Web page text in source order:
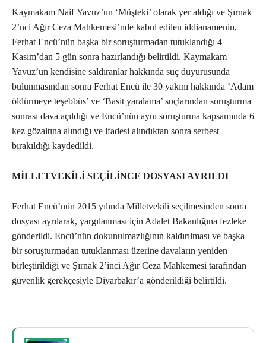
Kaymakam Naif Yavuz’un ‘Müşteki’ olarak yer aldığı ve Şırnak
2’nci Ağır Ceza Mahkemesi’nde kabul edilen iddianamenin,
Ferhat Encü’nün başka bir soruşturmadan tutuklandığı 4
Kasım’dan 5 gün sonra hazırlandığı belirtildi. Kaymakam
Yavuz’un kendisine saldıranlar hakkında suç duyurusunda
bulunmasından sonra Ferhat Encü ile 30 yakını hakkında ‘Adam
öldürmeye teşebbüs’ ve ‘Basit yaralama’ suçlarından soruşturma
sonrası dava açıldığı ve Encü’nün aynı soruşturma kapsamında 6
kez gözaltına alındığı ve ifadesi alındıktan sonra serbest
bırakıldığı kaydedildi.
MİLLETVEKİLİ SEÇİLİNCE DOSYASI AYRILDI
Ferhat Encü’nün 2015 yılında Milletvekili seçilmesinden sonra
dosyası ayrılarak, yargılanması için Adalet Bakanlığına fezleke
gönderildi. Encü’nün dokunulmazlığının kaldırılması ve başka
bir soruşturmadan tutuklanması üzerine davaların yeniden
birleştirildiği ve Şırnak 2’inci Ağır Ceza Mahkemesi tarafından
güvenlik gerekçesiyle Diyarbakır’a gönderildiği belirtildi.